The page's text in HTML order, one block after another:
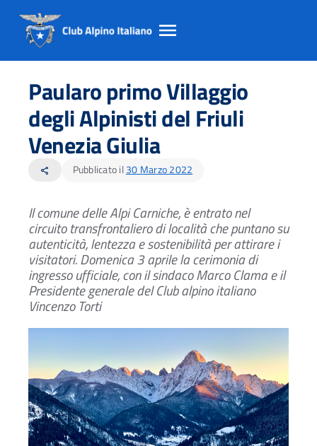
Salta
contento
principale
Salta
Salta
Paularo primo Villaggio
degli Alpinisti del Friuli
Venezia Giulia
share Pubblicato il 30 Marzo 2022
Il comune delle Alpi Carniche, è entrato nel
circuito transfrontalierodi località che puntano su
autenticità, lentezza e sostenibilità per attirare i
visitatori.Domenica 3 aprile la cerimonia di
ingresso ufficiale,con il sindaco Marco Clama e il
Presidente generale del Club alpino italiano
Vincenzo Torti